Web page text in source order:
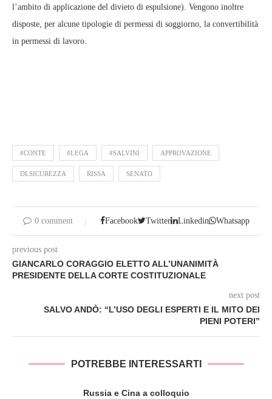
l’ambito di applicazione del divieto di espulsione). Vengono inoltre
disposte, per alcune tipologie di permessi di soggiorno, la convertibilità
in permessi di lavoro.
#CONTE #LEGA #SALVINI APPROVAZIONE
DLSICUREZZA RISSA SENATO
0 comment Facebook Twitter Linkedin Whatsapp
previous post
GIANCARLO CORAGGIO ELETTO ALL’UNANIMITÀ
PRESIDENTE DELLA CORTE COSTITUZIONALE
next post
SALVO ANDÒ: “L’USO DEGLI ESPERTI E IL MITO DEI
PIENI POTERI”
POTREBBE INTERESSARTI
Russia e Cina a colloquio